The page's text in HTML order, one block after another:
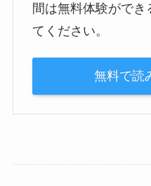
間は無料体験がで
てください。
無料で読